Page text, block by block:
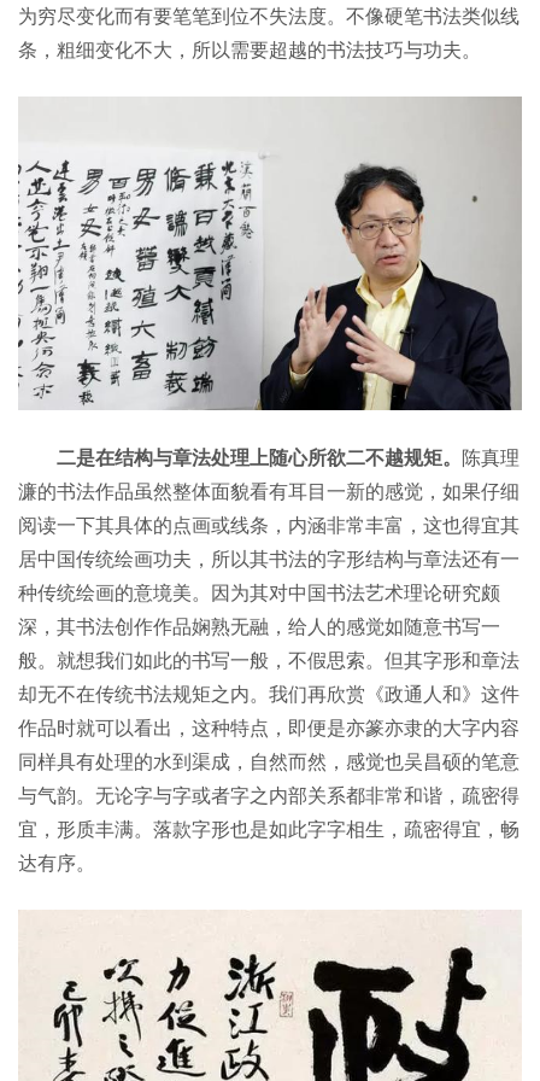
为穷尽变化而有要笔笔到位不失法度。不像硬笔书法类似线
条，粗细变化不大，所以需要超越的书法技巧与功夫。
二是在结构与章法处理上随心所欲二不越规矩。 陈真理
濂的书法作品虽然整体面貌看有耳目一新的感觉，如果仔细
阅读一下其具体的点画或线条，内涵非常丰富，这也得宜其
居中国传统绘画功夫，所以其书法的字形结构与章法还有一
种传统绘画的意境美。因为其对中国书法艺术理论研究颇
深，其书法创作作品娴熟无融，给人的感觉如随意书写一
般。就想我们如此的书写一般，不假思索。但其字形和章法
却无不在传统书法规矩之内。我们再欣赏《政通人和》这件
作品时就可以看出，这种特点，即便是亦篆亦隶的大字内容
同样具有处理的水到渠成，自然而然，感觉也吴昌硕的笔意
与气韵。无论字与字或者字之内部关系都非常和谐，疏密得
宜，形质丰满。落款字形也是如此字字相生，疏密得宜，畅
达有序。